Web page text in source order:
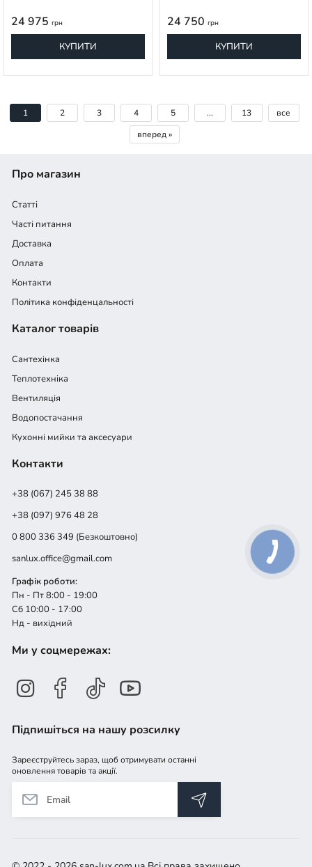
24 975 грн
КУПИТИ
24 750 грн
КУПИТИ
1 2 3 4 5 ... 13
все
вперед »
Про магазин
Статті
Часті питання
Доставка
Оплата
Контакти
Політика конфіденцальності
Каталог товарів
Сантехінка
Теплотехніка
Вентиляція
Водопостачання
Кухонні мийки та аксесуари
Контакти
+38 (067) 245 38 88
+38 (097) 976 48 28
0 800 336 349 (Безкоштовно)
sanlux.office@gmail.com
Графік роботи:
Пн - Пт 8:00 - 19:00
Сб 10:00 - 17:00
Нд - вихідний
Ми у соцмережах:
Підпишіться на нашу розсилку
Зареєструйтесь зараз, щоб отримувати останні
оновлення товарів та акції.